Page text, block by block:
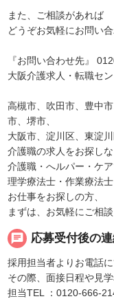
また、ご相談があれば
どうぞお気軽にお問い合
『お問い合わせ先』
大阪介護求人・転職セ
高槻市、吹田市、豊中
市、堺市、
大阪市、淀川区、東淀
介護職の求人をお探しな
介護職・へルパー・ケ
理学療法士・作業療法
お仕事をお探しの方、
まずは、お気軽にご相談
chat 応募受付後の
採用担当者よりお電話
その際、面接日程や見
担当TEL ：0120-666-